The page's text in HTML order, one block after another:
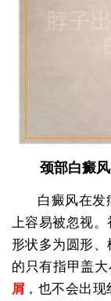
颈部白癜
白癜风在发
上容易被忽视。
形状多为圆形
的只有指甲盖
屑 ，也不会出